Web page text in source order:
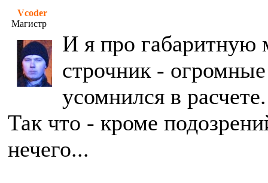
Vcoder
Магистр
И я про габаритную
строчник -
усомнился в
Так что - кроме
нечего...